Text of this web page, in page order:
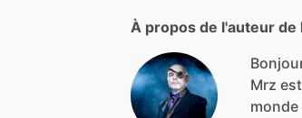
À propos de l'auteur de
Mrz est
monde